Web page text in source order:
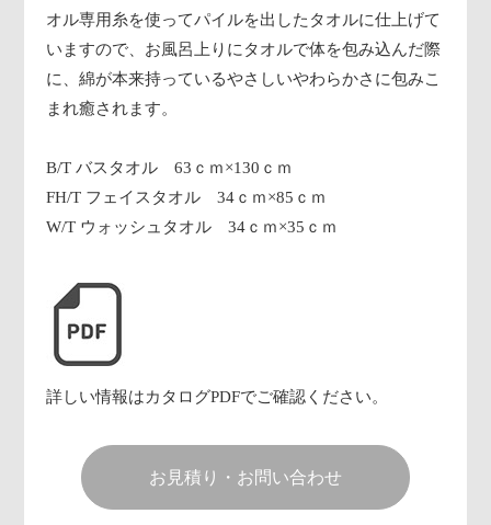
オル専用糸を使ってパイルを出したタオルに仕上げて
いますので、お風呂上りにタオルで体を包み込んだ際
に、綿が本来持っているやさしいやわらかさに包みこ
まれ癒されます。
B/T バスタオル 63ｃｍ×130ｃｍ
FH/T フェイスタオル 34ｃｍ×85ｃｍ
W/T ウォッシュタオル 34ｃｍ×35ｃｍ
詳しい情報はカタログPDFでご確認ください。
お見積り・お問い合わせ